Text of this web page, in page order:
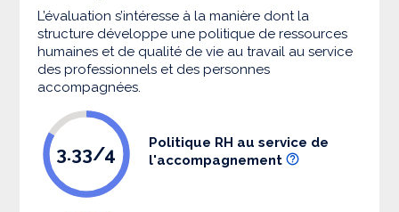
L’évaluation s’intéresse à la manière dont la
structure développe une politique de ressources
humaines et de qualité de vie au travail au service
des professionnels et des personnes
accompagnées.
3.33/4
Politique RH au service de
l'accompagnement